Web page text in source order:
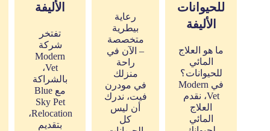
للحيوانات
الأليفة
ما هو العلاج
المائي
للحيوانات؟
في Modern
Vet، نقدم
العلاج
المائي
رعاية
بيطرية
متخصصة
– الآن في
راحة
منزلك
في مودرن
فيت، ندرك
أن ليس
كل
الأليفة
تفتخر
شركة
Modern
Vet،
بالشراكة
مع Blue
Sky Pet
Relocation،
بتقديم